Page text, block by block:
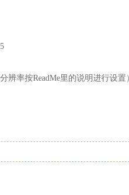
辨率按ReadMe里的说明进行设置